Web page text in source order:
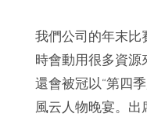
我們公司的年末比
時會動用很多資
還會被冠以“第四
風云人物晚宴。出